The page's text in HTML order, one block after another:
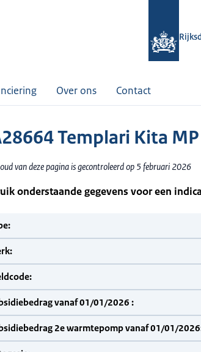
Over ons Contact
Templari Kita
van deze pagina is gecontroleerd op 5 februari 2026
onderstaande gegevens voor een
vanaf 01/01/2026 :
2e warmtepomp vanaf 01/01/